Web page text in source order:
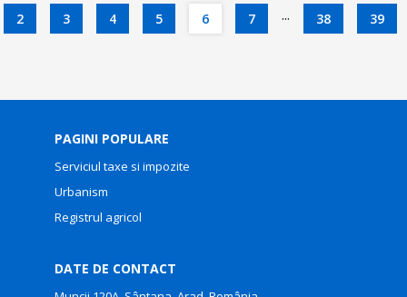
2 3 4 5 6 7 ... 38 39
PAGINI POPULARE
Serviciul taxe si impozite
Urbanism
Registrul agricol
DATE DE CONTACT